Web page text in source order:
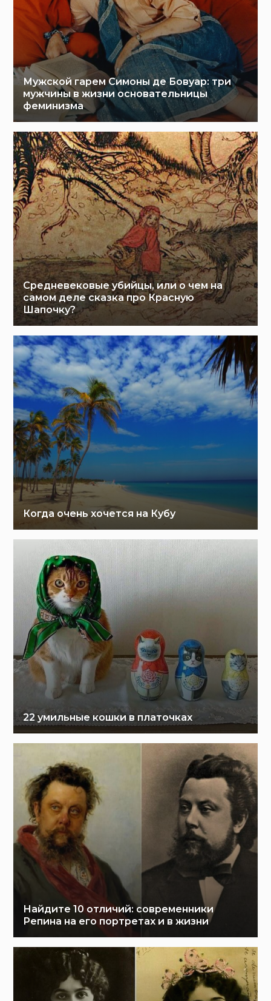
Мужской гарем Симоны де Бовуар: три
мужчины в жизни основательницы
феминизма
Средневековые убийцы, или о чем на
самом деле сказка про Красную
Шапочку?
Когда очень хочется на Кубу
22 умильные кошки в платочках
Найдите 10 отличий: современники
Репина на его портретах и в жизни